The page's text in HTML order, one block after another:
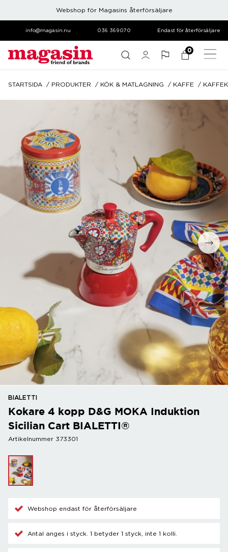
Webshop för Magasins återförsäljare
info@magasin.nu 036 369070 Endast för återförsäljare
0
STARTSIDA PRODUKTER KÖK & MATLAGNING KAFFE
BIALETTI
Kokare 4 kopp D&G MOKA Induktion
Sicilian Cart BIALETTI®
Artikelnummer 373301
Webshop endast för återförsäljare
Antal anges i styck. 1 betyder 1 styck, inte 1 kolli.